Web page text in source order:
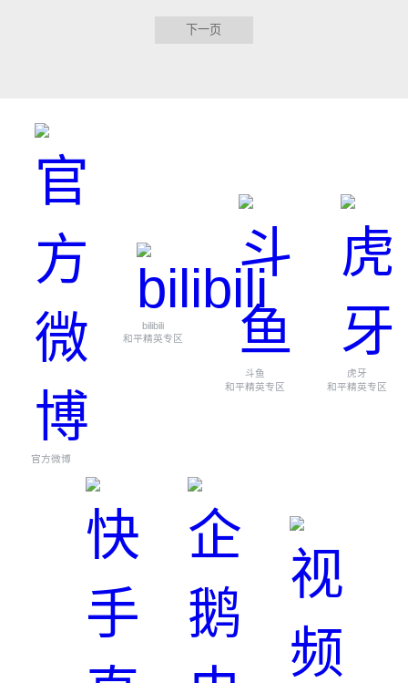
下一页
官方微博
bilibili
和平精英专区
斗鱼
和平精英专区
虎牙
和平精英专区